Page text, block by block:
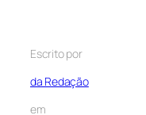
Escrito por
da Redação
em